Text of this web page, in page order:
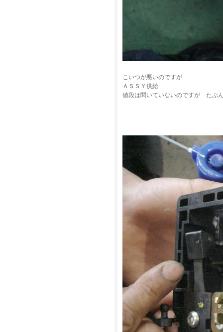
こいつが悪いのですが
ＡＳＳＹ供給
値段は聞いていないのですが たぶ